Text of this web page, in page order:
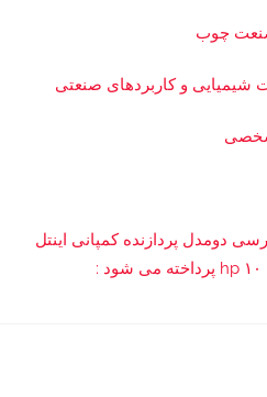
چوب
شیمیایی و کاربردهای صنعتی
شخصی
دو‌مدل پردازنده کمپانی اینتل